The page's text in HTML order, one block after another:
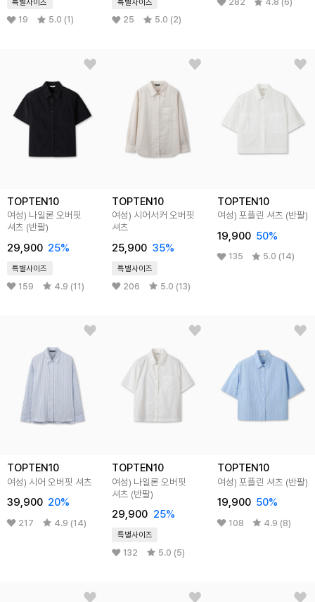
특별사이즈
19 5.0 (1)
특별사이즈
25 5.0 (2)
TOPTEN10
여성) 나일론 오버핏
셔츠 (반팔)
29,900 25%
특별사이즈
159 4.9 (11)
TOPTEN10
여성) 시어서커 오버핏
셔츠
25,900 35%
특별사이즈
206 5.0 (13)
TOPTEN10
여성) 포플린 셔츠 (반팔)
19,900 50%
135 5.0 (14)
TOPTEN10
여성) 시어 오버핏 셔츠
39,900 20%
217 4.9 (14)
TOPTEN10
여성) 나일론 오버핏
셔츠 (반팔)
29,900 25%
특별사이즈
132 5.0 (5)
TOPTEN10
여성) 포플린 셔츠 (반팔)
19,900 50%
108 4.9 (8)